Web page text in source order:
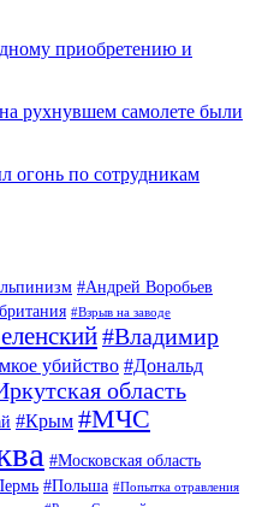
приобретению и
рухнувшем самолете были
огонь по сотрудникам
#Андрей Воробьев
#Взрыв на заводе
#Владимир
убийство #Дональд
область
#Крым #МЧС
#Московская область
#Польша #Попытка отравления